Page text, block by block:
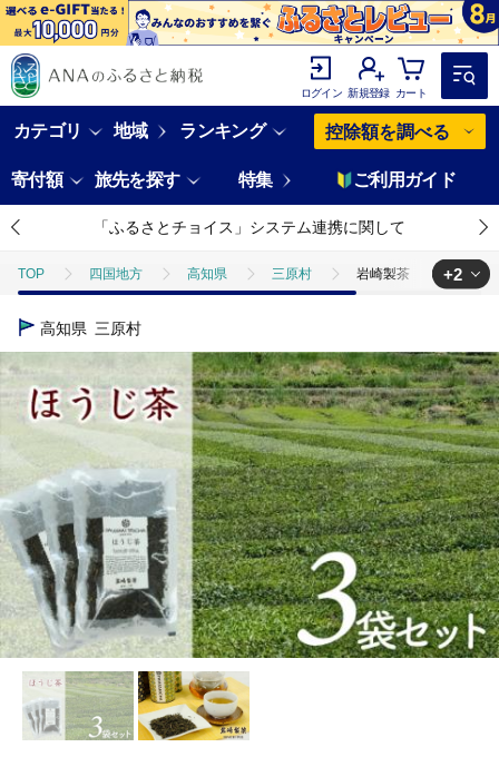
ログイン 新規登録 カート
カテゴリ 地域 ランキング 控除額を調べる
寄付額 旅先を探す 特集 ご利用ガイド
「ふるさとチョイス」システム連携に関して
TOP 四国地方 高知県 三原村 岩崎製茶 ３袋お得セ
TOP
ソフトドリンク お茶 岩崎製茶
+2
高知県 三原村